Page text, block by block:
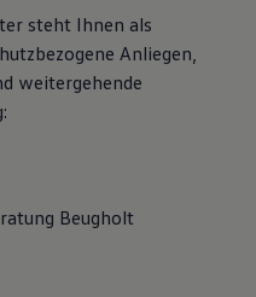
steht Ihnen als
Anliegen,
weitergehende
Beugholt